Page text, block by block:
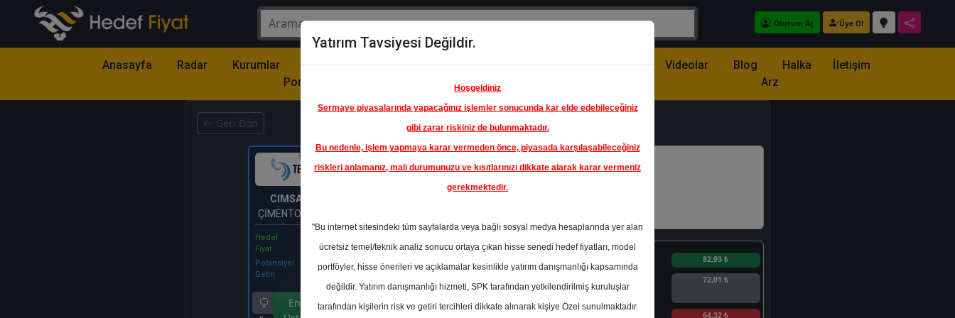
Oturum Aç Üye Ol
Anasayfa Radar Kurumlar
Model
Portföy
Hisse
Öne
Çıkanlar
Raporlar Partnerlerimiz Videolar Blog
Halka
Arz
İletişim
Geri Dön
CIMSA
ÇİMENTO SANAYİ VE
TİCARET A.Ş.
Hedef
Fiyat
Potansiyel
Getiri
%0.00
Endeks
En Yüksek Tahmin 82,93 ₺
Ortalama Fiyat
Tahmini
72,01 ₺
64,32 ₺
Yatırım Tavsiyesi Değildir.
Hoşgeldiniz
Sermaye piyasalarında yapacağınız işlemler sonucunda kar elde edebileceğiniz
gibi zarar riskiniz de bulunmaktadır.
Bu nedenle, işlem yapmaya karar vermeden önce, piyasada karşılaşabileceğiniz
riskleri anlamanız, mali durumunuzu ve kısıtlarınızı dikkate alarak karar vermeniz
gerekmektedir.
"Bu internet sitesindeki tüm sayfalarda veya bağlı sosyal medya hesaplarında yer alan
ücretsiz temel/teknik analiz sonucu ortaya çıkan hisse senedi hedef fiyatları, model
portföyler, hisse önerileri ve açıklamalar kesinlikle yatırım danışmanlığı kapsamında
değildir. Yatırım danışmanlığı hizmeti, SPK tarafından yetkilendirilmiş kuruluşlar
tarafından kişilerin risk ve getiri tercihleri dikkate alınarak kişiye Özel sunulmaktadır.